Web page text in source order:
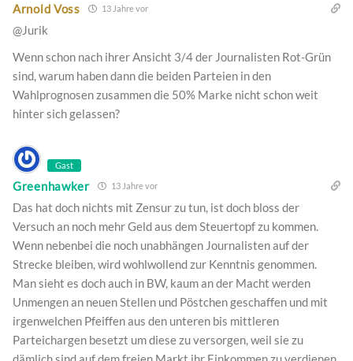
Arnold Voss 13 Jahre vor
@Jurik
Wenn schon nach ihrer Ansicht 3/4 der Journalisten Rot-Grün
sind, warum haben dann die beiden Parteien in den
Wahlprognosen zusammen die 50% Marke nicht schon weit
hinter sich gelassen?
Gast
Greenhawker 13 Jahre vor
Das hat doch nichts mit Zensur zu tun, ist doch bloss der
Versuch an noch mehr Geld aus dem Steuertopf zu kommen.
Wenn nebenbei die noch unabhängen Journalisten auf der
Strecke bleiben, wird wohlwollend zur Kenntnis genommen.
Man sieht es doch auch in BW, kaum an der Macht werden
Unmengen an neuen Stellen und Pöstchen geschaffen und mit
irgenwelchen Pfeiffen aus den unteren bis mittleren
Parteichargen besetzt um diese zu versorgen, weil sie zu